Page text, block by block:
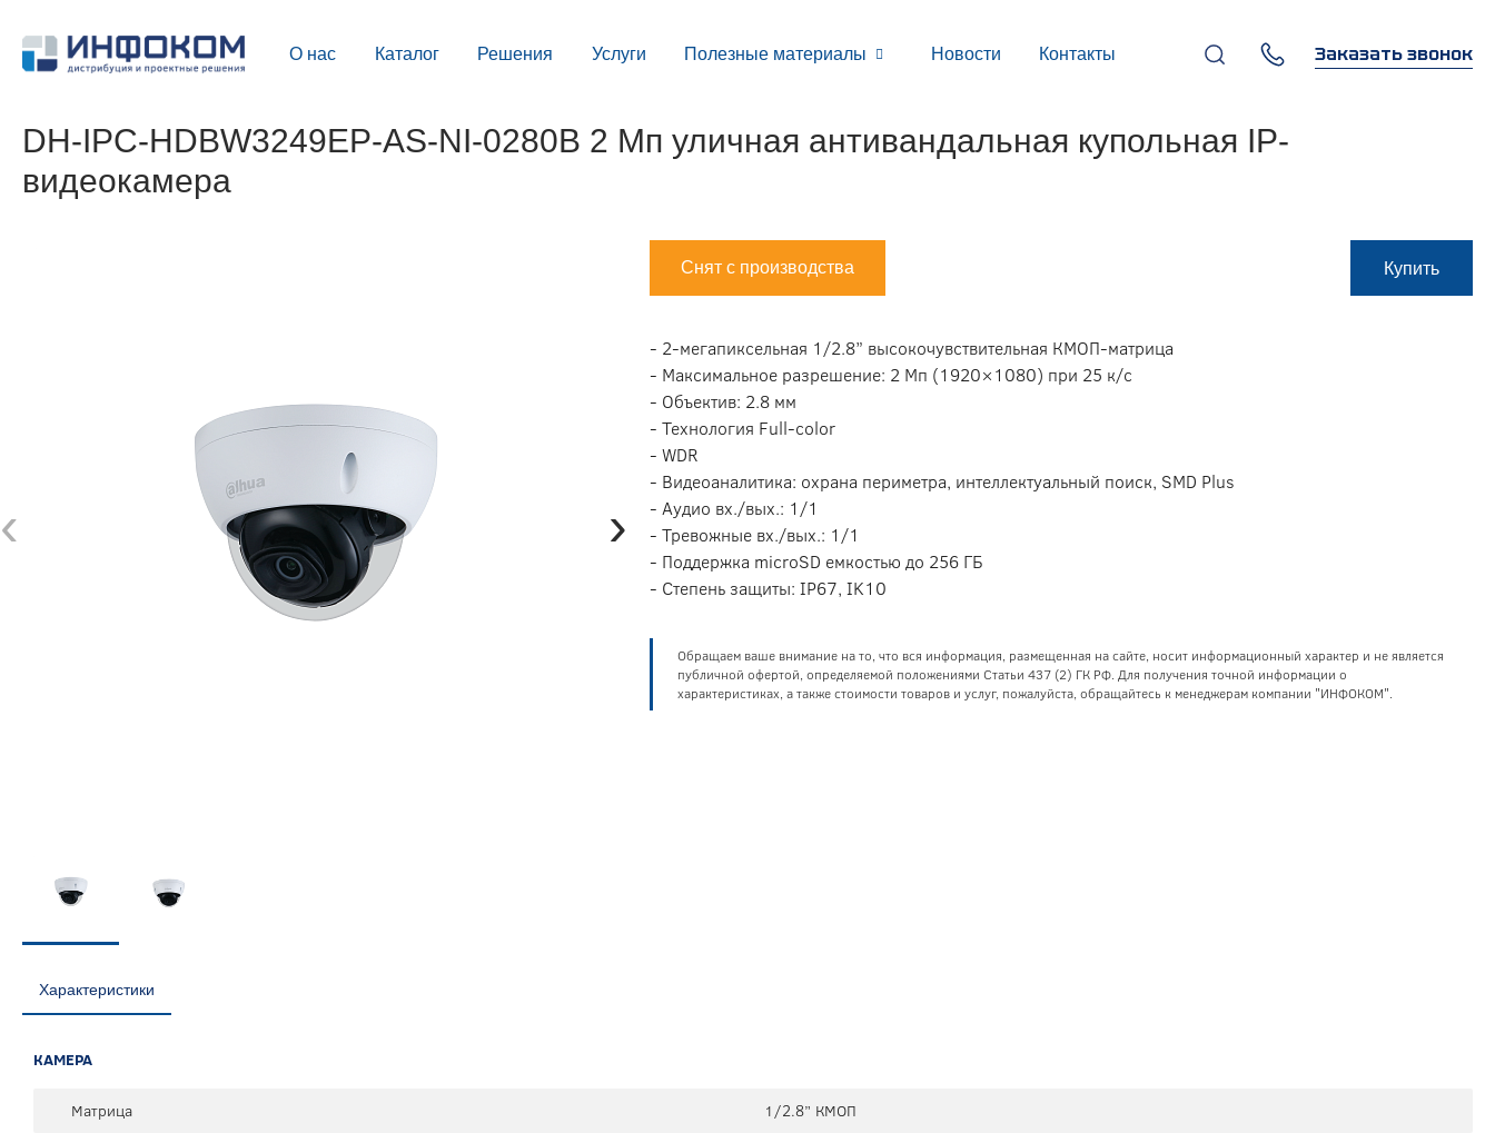
О нас Каталог Решения Услуги Полезные материалы Новости Контакты
г. Москва, 119270,
Лужнецкая наб., д. 6, стр. 1,
Заказать звонок
DH-IPC-HDBW3249EP-AS-NI-0280B 2 Мп уличная антивандальная купольная IP-
видеокамера
‹ ›
Снят с производства Купить
- 2-мегапиксельная 1/2.8” высокочувствительная КМОП-матрица
- Максимальное разрешение: 2 Мп (1920×1080) при 25 к/с
- Объектив: 2.8 мм
- Технология Full-color
- WDR
- Видеоаналитика: охрана периметра, интеллектуальный поиск, SMD Plus
- Аудио вх./вых.: 1/1
- Тревожные вх./вых.: 1/1
- Поддержка microSD емкостью до 256 ГБ
- Степень защиты: IP67, IK10
Обращаем ваше внимание на то, что вся информация, размещенная на сайте, носит информационный характер и не является
публичной офертой, определяемой положениями Статьи 437 (2) ГК РФ. Для получения точной информации о
характеристиках, а также стоимости товаров и услуг, пожалуйста, обращайтесь к менеджерам компании "ИНФОКОМ".
Характеристики
КАМЕРА
Матрица
1/2.8” КМОП